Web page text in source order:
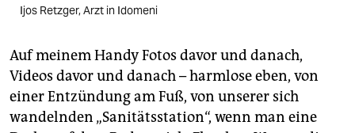
Ijos Retzger, Arzt in Idomeni
Auf meinem Handy Fotos davor und danach,
Videos davor und danach – harmlose eben, von
einer Entzündung am Fuß, von unserer sich
wandelnden „Sanitätsstation“, wenn man eine